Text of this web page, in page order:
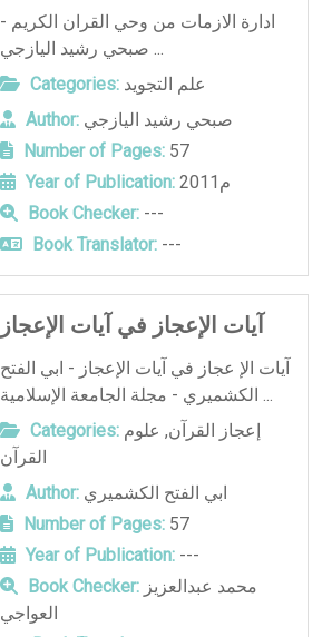
ادارة الازمات من وحي القران الكريم -
صبحي رشيد اليازجي ...
Categories: علم التجويد
Author: صبحي رشيد اليازجي
Number of Pages:57
Year of Publication:
2011م
Book Checker:---
Book Translator:---
آيات الإعجاز في آيات الإعجاز
آيات الإ عجاز في آيات الإعجاز - ابي الفتح
الكشميري - مجلة الجامعة الإسلامية ...
Categories:
إعجاز القرآن, علوم
القرآن
Author: ابي الفتح الكشميري
Number of Pages:57
Year of Publication:---
Book Checker:محمد عبدالعزيز
العواجي